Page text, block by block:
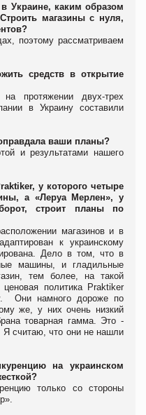
Украине, каким образом
магазины с нуля,
поэтому рассматриваем
средств в открытие
протяжении двух-трех
в Украину составили
ваши планы?
и результатами нашего
у которого четыре
а «Леруа Мерлен», у
строит планы по
магазинов и в
к украинскому
Дело в том, что в
машины, и гладильные
тем более, на такой
политика Praktiker
Они намного дороже по
же, у них очень низкий
товарная гамма. Это -
Я считаю, что они не нашли
на украинском
только со стороны